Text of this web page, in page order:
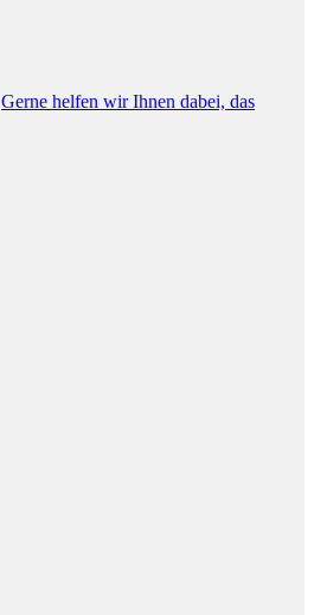
Gerne helfen wir Ihnen dabei, das